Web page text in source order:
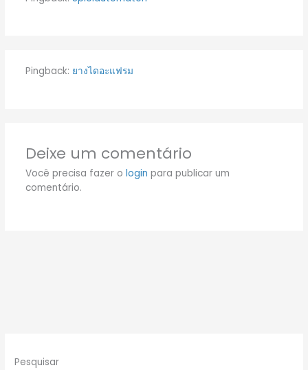
Pingback: ยางไดอะแฟรม
Deixe um comentário
Você precisa fazer o login para publicar um
comentário.
Pesquisar